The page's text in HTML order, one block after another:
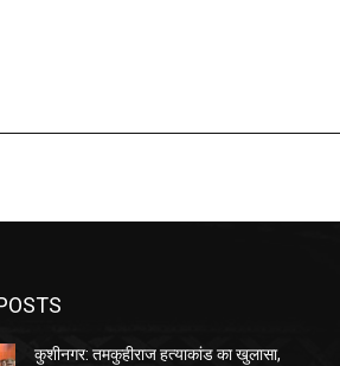
कुशीनगर: तमकुहीराज हत्याकांड का खुलासा,